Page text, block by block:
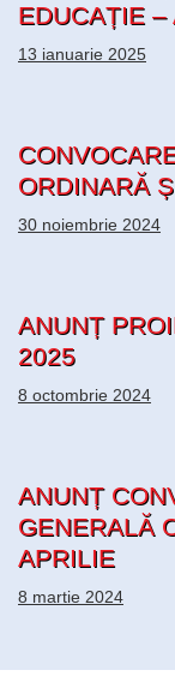
EDUCAȚIE –
13 ianuarie 2025
ORDINARĂ
30 noiembrie 2024
ANUNȚ
2025
8 octombrie 2024
ANUNȚ
GENERALĂ
APRILIE
8 martie 2024